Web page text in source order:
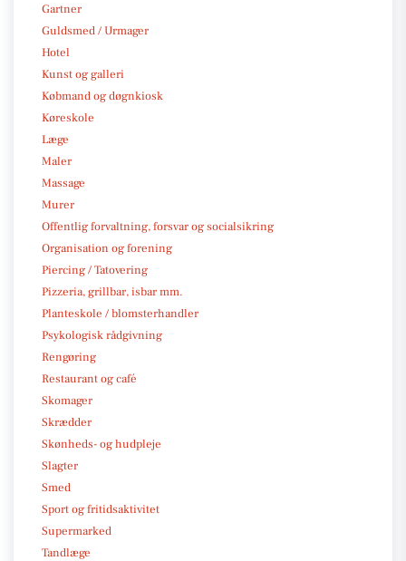
Gartner
Guldsmed / Urmager
Hotel
Kunst og galleri
Købmand og døgnkiosk
Køreskole
Læge
Maler
Massage
Murer
Offentlig forvaltning, forsvar og socialsikring
Organisation og forening
Piercing / Tatovering
Pizzeria, grillbar, isbar mm.
Planteskole / blomsterhandler
Psykologisk rådgivning
Rengøring
Restaurant og café
Skomager
Skrædder
Skønheds- og hudpleje
Slagter
Smed
Sport og fritidsaktivitet
Supermarked
Tandlæge